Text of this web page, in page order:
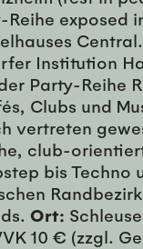
Reihe exposed
Institution
Party-Reihe
Clubs und
vertreten
club-
bis Techno
Ort:
10 € (zzgl.